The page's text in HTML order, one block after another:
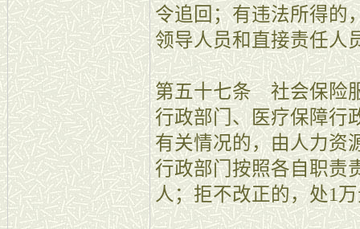
令追回；有违法所得的
领导人员和直接责任人
第五十七条 社会保险
行政部门、医疗保障行
有关情况的，由人力资
行政部门按照各自职责
人；拒不改正的，处1